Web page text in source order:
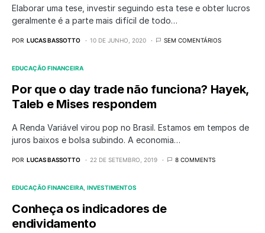
Elaborar uma tese, investir seguindo esta tese e obter lucros
geralmente é a parte mais difícil de todo…
POR LUCAS BASSOTTO 10 DE JUNHO, 2020 SEM COMENTÁRIOS
EDUCAÇÃO FINANCEIRA
Por que o day trade não funciona? Hayek,
Taleb e Mises respondem
A Renda Variável virou pop no Brasil. Estamos em tempos de
juros baixos e bolsa subindo. A economia…
POR LUCAS BASSOTTO 22 DE SETEMBRO, 2019 8 COMMENTS
EDUCAÇÃO FINANCEIRA INVESTIMENTOS
Conheça os indicadores de
endividamento